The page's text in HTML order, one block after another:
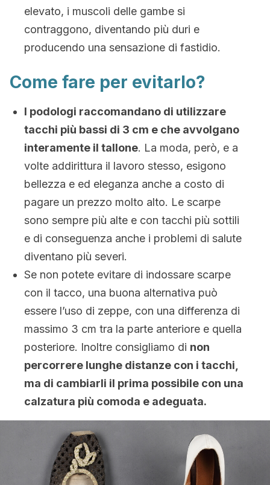
elevato, i muscoli delle gambe si
contraggono, diventando più duri e
producendo una sensazione di fastidio.
Come fare per evitarlo?
I podologi raccomandano di utilizzare
tacchi più bassi di 3 cm e che avvolgano
interamente il tallone. La moda, però, e a
volte addirittura il lavoro stesso, esigono
bellezza e ed eleganza anche a costo di
pagare un prezzo molto alto. Le scarpe
sono sempre più alte e con tacchi più sottili
e di conseguenza anche i problemi di salute
diventano più severi.
Se non potete evitare di indossare scarpe
con il tacco, una buona alternativa può
essere l’uso di zeppe, con una differenza di
massimo 3 cm tra la parte anteriore e quella
posteriore. Inoltre consigliamo di non
percorrere lunghe distanze con i tacchi,
ma di cambiarli il prima possibile con una
calzatura più comoda e adeguata.